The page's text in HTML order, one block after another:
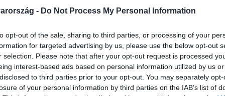
- Do Not Process My Personal Information
opt-out of the sale, sharing to third parties, or processing of your
for targeted advertising by us, please use the below opt-out
selection. Please note that after your opt-out request is processed
interest-based ads based on personal information utilized by us
to third parties prior to your opt-out. You may separately
of your personal information by third parties on the IAB’s list of
semmit sem nyert”
ez volt az utolsó világbajnoksága, de azt már
is búcsúzik.